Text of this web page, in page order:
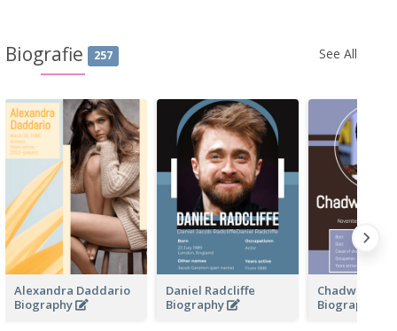
Biografie 257 See All
Alexandra Daddario
Biography
Daniel Radcliffe
Biography
Chadwick
Biography